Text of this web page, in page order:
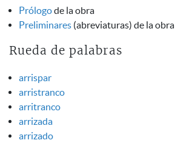
Prólogode la obra
Preliminares (abreviaturas) de la obra
Rueda de palabras
arrispar
arristranco
arritranco
arrizada
arrizado